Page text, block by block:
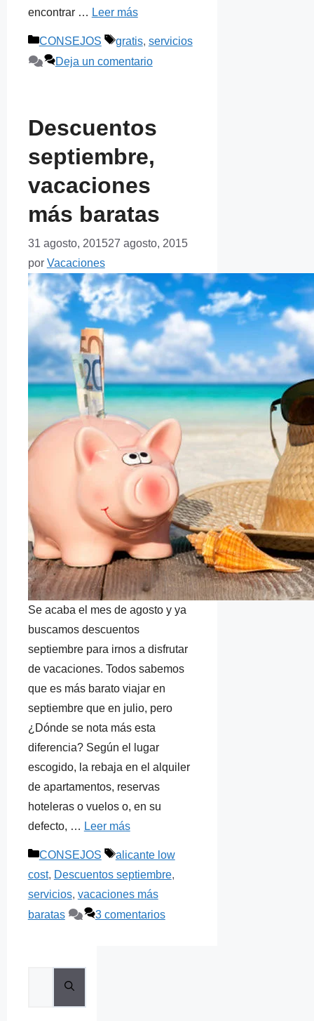
encontrar … Leer más
Categorías
CONSEJOS Etiquetas
gratis, servicios
Deja un comentario
Descuentos
septiembre,
vacaciones
más baratas
31 agosto, 201527 agosto, 2015
por Vacaciones
Se acaba el mes de agosto y ya
buscamos descuentos
septiembre para irnos a disfrutar
de vacaciones. Todos sabemos
que es más barato viajar en
septiembre que en julio, pero
¿Dónde se nota más esta
diferencia? Según el lugar
escogido, la rebaja en el alquiler
de apartamentos, reservas
hoteleras o vuelos o, en su
defecto, … Leer más
Categorías
CONSEJOS Etiquetas
alicante low
cost, Descuentos septiembre,
servicios, vacaciones más
baratas
3 comentarios